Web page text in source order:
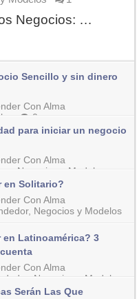
Negocios: …
Sencillo y sin dinero
Con Alma
0
para iniciar un negocio
Con Alma
Negocios y Modelos
en Solitario?
Con Alma
, Negocios y Modelos
en Latinoamérica? 3
Con Alma
Negocios y Modelos
Serán Las Que